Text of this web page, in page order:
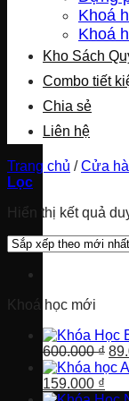
Khoá
Khoá
Kho Sách
Combo tiết
Chia sẻ
Liên hệ
Trang chủ / Cửa
Lọc
Hiển thị kết quả
Khoá học mới
600.000₫ Giá
Giá
159.000 ₫